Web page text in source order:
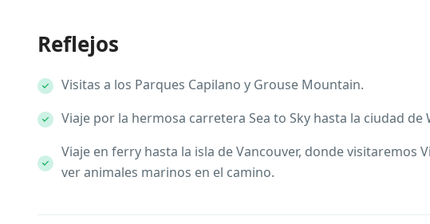
Reflejos
Visitas a los Parques Capilano y Grouse Mountain.
Viaje por la hermosa carretera Sea to Sky hasta la ciudad de
Viaje en ferry hasta la isla de Vancouver, donde visitaremos
ver animales marinos en el camino.